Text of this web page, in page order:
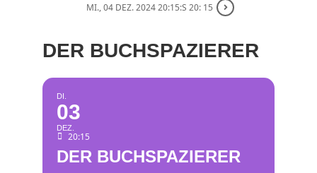
MI., 04 DEZ. 2024 20:15:S 20: 15
DER BUCHSPAZIERER
DI.
03
DEZ.
20:15
DER BUCHSPAZIERER